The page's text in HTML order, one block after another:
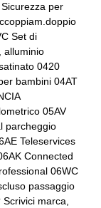
per
Set di
alluminio
0420
bambini 04AT
05AV
parcheggio
Teleservices
Connected
06WC
passaggio
marca,